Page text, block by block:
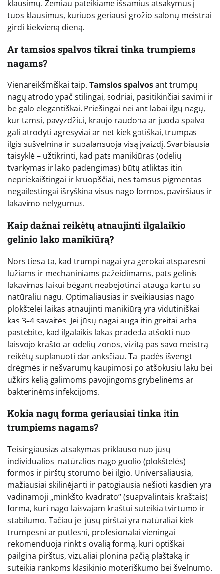
klausimų. Žemiau pateikiame išsamius atsakymus į
tuos klausimus, kuriuos geriausi grožio salonų meistrai
girdi kiekvieną dieną.
Ar tamsios spalvos tikrai tinka trumpiems
nagams?
Vienareikšmiškai taip. Tamsios spalvosant trumpų
nagų atrodo ypač stilingai, sodriai, pasitikinčiai savimi ir
be galo elegantiškai. Priešingai nei ant labai ilgų nagų,
kur tamsi, pavyzdžiui, kraujo raudona ar juoda spalva
gali atrodyti agresyviai ar net kiek gotiškai, trumpas
ilgis sušvelnina ir subalansuoja visą įvaizdį. Svarbiausia
taisyklė – užtikrinti, kad pats manikiūras (odelių
tvarkymas ir lako padengimas) būtų atliktas itin
nepriekaištingai ir kruopščiai, nes tamsus pigmentas
negailestingai išryškina visus nago formos, paviršiaus ir
lakavimo nelygumus.
Kaip dažnai reikėtų atnaujinti ilgalaikio
gelinio lako manikiūrą?
Nors tiesa ta, kad trumpi nagai yra gerokai atsparesni
lūžiams ir mechaniniams pažeidimams, pats gelinis
lakavimas laikui bėgant neabejotinai atauga kartu su
natūraliu nagu. Optimaliausias ir sveikiausias nago
plokštelei laikas atnaujinti manikiūrą yra vidutiniškai
kas 3–4 savaitės. Jei jūsų nagai auga itin greitai arba
pastebite, kad ilgalaikis lakas pradeda atšokti nuo
laisvojo krašto ar odelių zonos, vizitą pas savo meistrą
reikėtų suplanuoti dar anksčiau. Tai padės išvengti
drėgmės ir nešvarumų kaupimosi po atšokusiu laku bei
užkirs kelią galimoms pavojingoms grybelinėms ar
bakterinėms infekcijoms.
Kokia nagų forma geriausiai tinka itin
trumpiems nagams?
Teisingiausias atsakymas priklauso nuo jūsų
individualios, natūralios nago guolio (plokštelės)
formos ir pirštų storumo bei ilgio. Universaliausia,
mažiausiai skilinėjanti ir patogiausia nešioti kasdien yra
vadinamoji „minkšto kvadrato“ (suapvalintais kraštais)
forma, kuri nago laisvajam kraštui suteikia tvirtumo ir
stabilumo. Tačiau jei jūsų pirštai yra natūraliai kiek
trumpesni ar putlesni, profesionalai vieningai
rekomenduoja rinktis ovalią formą, kuri optiškai
pailgina pirštus, vizualiai plonina pačią plaštaką ir
suteikia rankoms klasikinio moteriškumo bei švelnumo.